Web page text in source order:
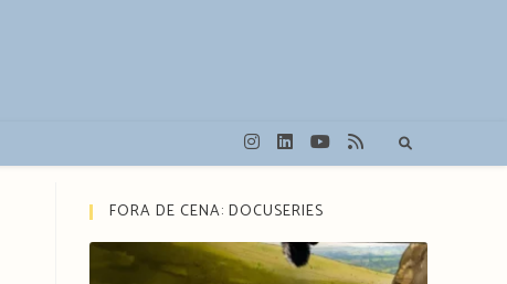
FORA DE CENA: DOCUSERIES